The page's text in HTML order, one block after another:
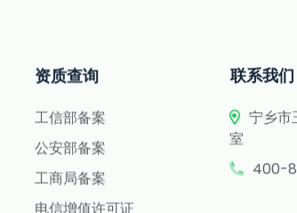
资质查询
工信部备案
公安部备案
工商局备案
电信增值许可证
联系我们
宁乡市
室
400-